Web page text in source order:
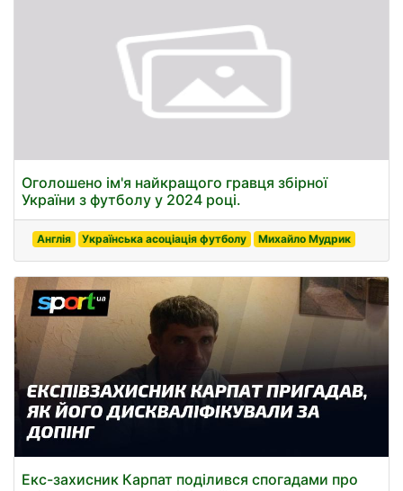
Оголошено ім'я найкращого гравця збірної
України з футболу у 2024 році.
Англія Українська асоціація футболу Михайло Мудрик
Екс-захисник Карпат поділився спогадами про